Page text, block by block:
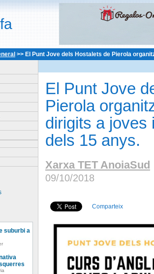
>> El Punt Jove dels Hostalets de Pierola
suburbi a
El Punt Jove
Pierola
dirigits a joves
dels 15 anys.
Xarxa TET AnoiaSud
09/10/2018
Comparteix